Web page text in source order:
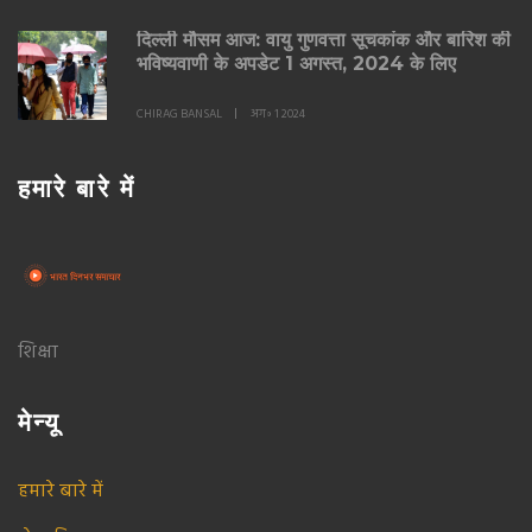
दिल्ली मौसम आज: वायु गुणवत्ता सूचकांक और बारिश की
भविष्यवाणी के अपडेट 1 अगस्त, 2024 के लिए
CHIRAG BANSAL अग॰ 1 2024
हमारे बारे में
शिक्षा
मेन्यू
हमारे बारे में